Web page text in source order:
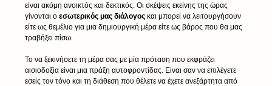
είναι ακόμη ανοικτός και δεκτικός. Οι σκέψεις εκείνης της ώρας
γίνονται ο εσωτερικός μας διάλογος και μπορεί να λειτουργήσουν
είτε ως θεμέλιο για μια δημιουργική μέρα είτε ως βάρος που θα μας
τραβήξει πίσω.
Το να ξεκινήσετε τη μέρα σας με μία πρόταση που εκφράζει
αισιοδοξία είναι μια πράξη αυτοφροντίδας. Είναι σαν να επιλέγετε
εσείς τον τόνο και τη διάθεση που θέλετε να έχετε ανεξάρτητα από